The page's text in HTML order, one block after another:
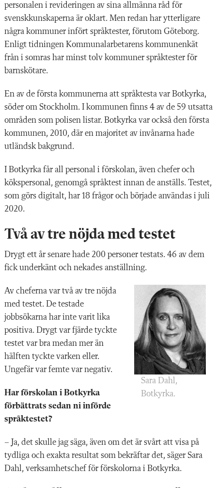
personalen i revideringen av sina allmänna råd för
svenskkunskaperna är oklart. Men redan har ytterligare
några kommuner infört språktester, förutom Göteborg.
Enligt tidningen Kommunalarbetarens kommunenkät
från i somras har minst tolv kommuner språktester för
barnskötare.
En av de första kommunerna att språktesta var Botkyrka,
söder om Stockholm. I kommunen finns 4 av de 59 utsatta
områden som polisen listar. Botkyrka var också den första
kommunen, 2010, där en majoritet av invånarna hade
utländsk bakgrund.
I Botkyrka får all personal i förskolan, även chefer och
kökspersonal, genomgå språktest innan de anställs. Testet,
som görs digitalt, har 18 frågor och började användas i juli
2020.
Två av tre nöjda med testet
Drygt ett år senare hade 200 personer testats. 46 av dem
fick underkänt och nekades anställning.
Sara Dahl,
Botkyrka.
Av cheferna var två av tre nöjda
med testet. De testade
jobbsökarna har inte varit lika
positiva. Drygt var fjärde tyckte
testet var bra medan mer än
hälften tyckte varken eller.
Ungefär var femte var negativ.
Har förskolan i Botkyrka
förbättrats sedan ni införde
språktestet?
– Ja, det skulle jag säga, även om det är svårt att visa på
tydliga och exakta resultat som bekräftar det, säger Sara
Dahl, verksamhetschef för förskolorna i Botkyrka.